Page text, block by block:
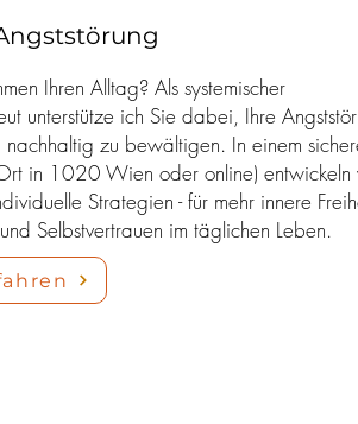
Ihren Alltag? Als systemischer
unterstütze ich Sie dabei, Ihre
nachhaltig zu bewältigen. In einem
in 1020 Wien oder online) entwickeln
Strategien - für mehr innere
Selbstvertrauen im täglichen Leben.